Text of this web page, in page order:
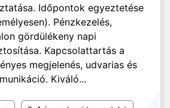
Időpontok egyeztetése
Pénzkezelés,
gördülékeny napi
Kapcsolattartás a
megjelenés, udvarias és
Kiváló...